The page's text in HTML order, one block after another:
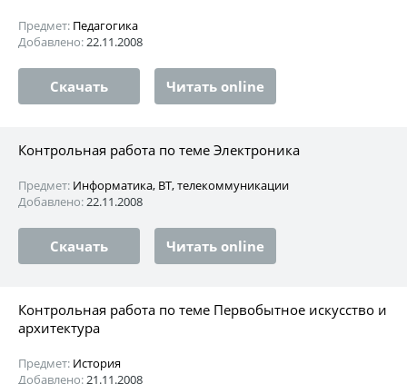
Предмет: Педагогика
Добавлено:22.11.2008
Скачать Читать online
Контрольная работа по теме Электроника
Предмет: Информатика, ВТ, телекоммуникации
Добавлено:22.11.2008
Скачать Читать online
Контрольная работа по теме Первобытное искусство и
архитектура
Предмет: История
Добавлено:21.11.2008